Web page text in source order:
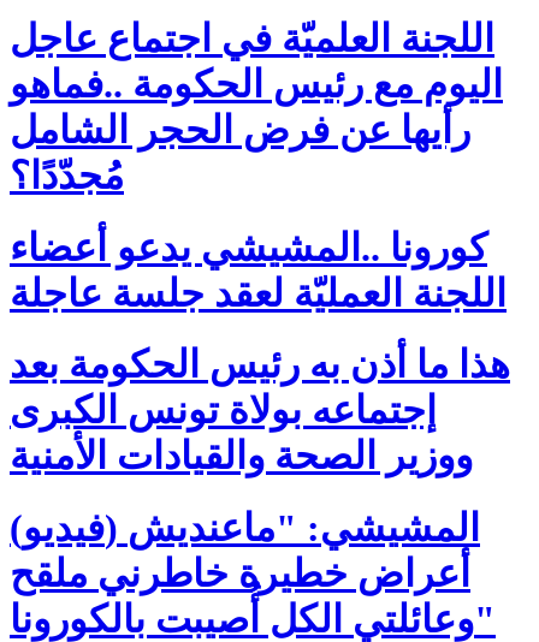
اللجنة العلميّة في اجتماع عاجل
اليوم مع رئيس الحكومة ..فماهو
رأيها عن فرض الحجر الشامل
مُجدّدًا؟
كورونا ..المشيشي يدعو أعضاء
اللجنة العمليّة لعقد جلسة عاجلة
هذا ما أذن به رئيس الحكومة بعد
إجتماعه بولاة تونس الكبرى
ووزير الصحة والقيادات الأمنية
(فيديو) المشيشي: "ماعنديش
أعراض خطيرة خاطرني ملقح
وعائلتي الكل أُصيبت بالكورونا"